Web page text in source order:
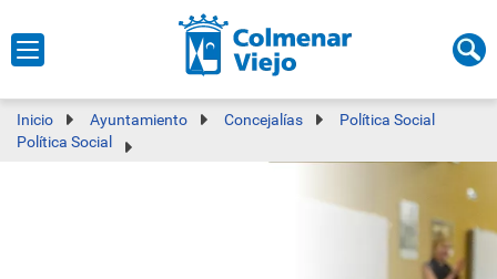
Inicio Ayuntamiento Concejalías
Política Social
Política Social